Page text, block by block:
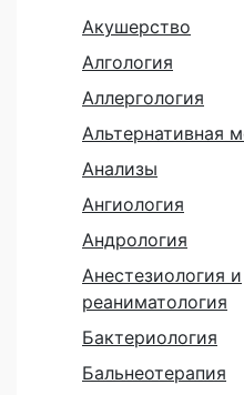
Акушерство
Алгология
Аллергология
Альтернативная
Анализы
Ангиология
Андрология
Анестезиология и
реаниматология
Бактериология
Бальнеотерапия